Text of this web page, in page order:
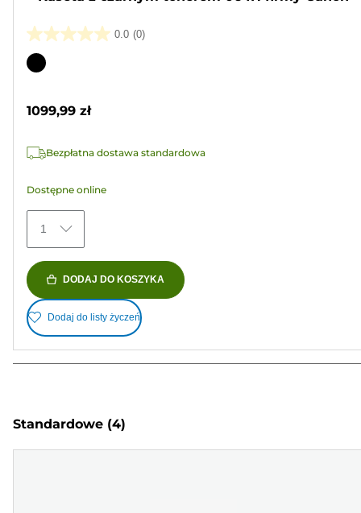
0.0 (0)
0.0
na
Wkład
1099,99 zł
Bezpłatna dostawa standardowa
Dostępne online
1
DODAJ DO KOSZYKA
Dodaj do listy życzeń
Standardowe (4)